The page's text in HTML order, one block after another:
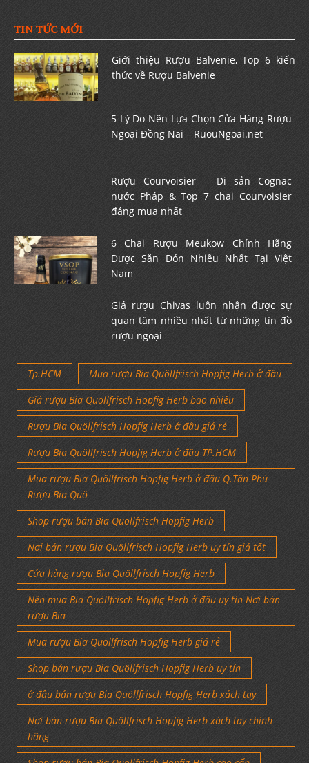
TIN TỨC MỚI
Giới thiệu Rượu Balvenie, Top 6 kiến
thức về Rượu Balvenie
5 Lý Do Nên Lựa Chọn Cửa Hàng Rượu
Ngoại Đồng Nai – RuouNgoai.net
Rượu Courvoisier – Di sản Cognac
nước Pháp & Top 7 chai Courvoisier
đáng mua nhất
6 Chai Rượu Meukow Chính Hãng
Được Săn Đón Nhiều Nhất Tại Việt
Nam
Giá rượu Chivas luôn nhận được sự
quan tâm nhiều nhất từ những tín đồ
rượu ngoại
Tp.HCM
Mua rượu Bia Quöllfrisch Hopfig Herb ở đâu
Giá rượu Bia Quöllfrisch Hopfig Herb bao nhiêu
Rượu Bia Quöllfrisch Hopfig Herb ở đâu giá rẻ
Rượu Bia Quöllfrisch Hopfig Herb ở đâu TP.HCM
Mua rượu Bia Quöllfrisch Hopfig Herb ở đâu Q.Tân Phú
Rượu Bia Quö
Shop rượu bán Bia Quöllfrisch Hopfig Herb
Nơi bán rượu Bia Quöllfrisch Hopfig Herb uy tín giá tốt
Cửa hàng rượu Bia Quöllfrisch Hopfig Herb
Nên mua Bia Quöllfrisch Hopfig Herb ở đâu uy tín Nơi bán
rượu Bia
Mua rượu Bia Quöllfrisch Hopfig Herb giá rẻ
Shop bán rượu Bia Quöllfrisch Hopfig Herb uy tín
ở đâu bán rượu Bia Quöllfrisch Hopfig Herb xách tay
Nơi bán rượu Bia Quöllfrisch Hopfig Herb xách tay chính
hãng